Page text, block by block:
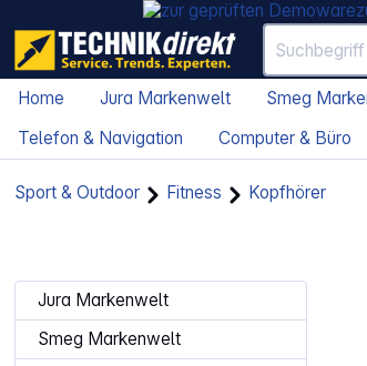
Home Jura Markenwelt Smeg
Telefon & Navigation
Computer & Büro
Sport & Outdoor Fitness Kopfhörer
Jura Markenwelt
Smeg Markenwelt